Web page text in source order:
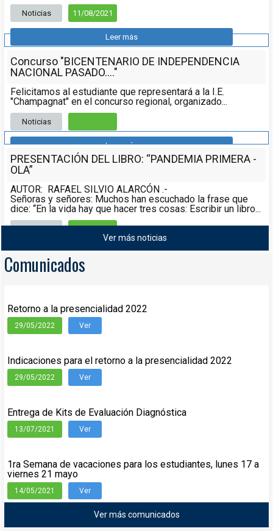
Noticias 11/08/2021
Leer más
Concurso "BICENTENARIO DE INDEPENDENCIA
NACIONAL PASADO...."
Felicitamos al estudiante que representará a la I.E.
"Champagnat" en el concurso regional, organizado...
Noticias
Leer más
PRESENTACIÓN DEL LIBRO: “PANDEMIA PRIMERA -
OLA”
AUTOR: RAFAEL SILVIO ALARCÓN .-
Señoras y señores: Muchos han escuchado la frase que
dice: “En la vida hay que hacer tres cosas: Escribir un libro...
Leer más
Ver más noticias
Comunicados
Retorno a la presencialidad 2022
29/05/2022 Ver
Indicaciones para el retorno a la presencialidad 2022
29/05/2022 Ver
Entrega de Kits de Evaluación Diagnóstica
13/07/2021 Ver
1ra Semana de vacaciones para los estudiantes, lunes 17 a
viernes 21 mayo
14/05/2021 Ver
Ver más comunicados